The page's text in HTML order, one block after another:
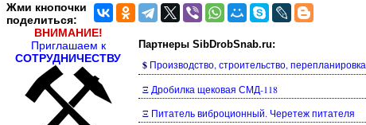
Жми кнопочки
поделиться:
ВНИМАНИЕ!
Приглашаем к
СОТРУДНИЧЕСТВУ
Партнеры SibDrobSnab.ru:
$ Производство, строительство, перепланировка
Ξ Дробилка щековая СМД-118
Ξ Питатель виброционный. Черетеж питателя